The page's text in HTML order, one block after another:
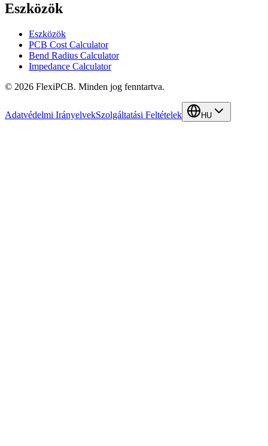
Eszközök
Eszközök
PCB Cost Calculator
Bend Radius Calculator
Impedance Calculator
© 2026 FlexiPCB. Minden jog fenntartva.
Adatvédelmi IrányelvekSzolgáltatási Feltételek HU